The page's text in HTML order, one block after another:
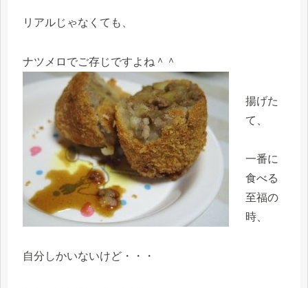
リアルじゃなくても、
ナツメロでご存じですよね＾＾
揚げた
て、
一番に
食べる
至福の
時、
自分しかいないけど・・・